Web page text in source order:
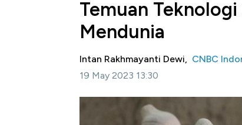
Temuan
Mendunia
Intan Rakhmayanti Dewi, CNBC
19 May 2023 13:30